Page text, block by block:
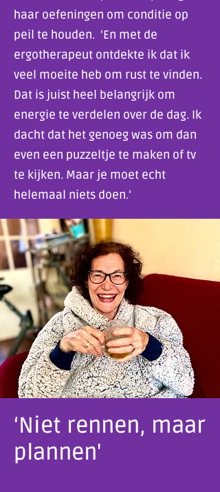
haar oefeningen om conditie op
peil te houden. ‘En met de
ergotherapeut ontdekte ik dat ik
veel moeite heb om rust te vinden.
Dat is juist heel belangrijk om
energie te verdelen over de dag. Ik
dacht dat het genoeg was om dan
even een puzzeltje te maken of tv
te kijken. Maar je moet echt
helemaal niets doen.’
‘Niet rennen, maar
plannen'